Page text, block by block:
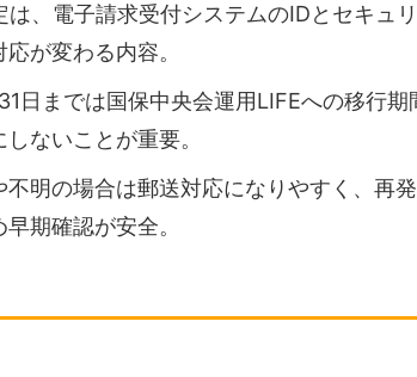
は、電子請求受付システムのIDとセキュ
が変わる内容。
日までは国保中央会運用LIFEへの移行期
ないことが重要。
不明の場合は郵送対応になりやすく、再
期確認が安全。